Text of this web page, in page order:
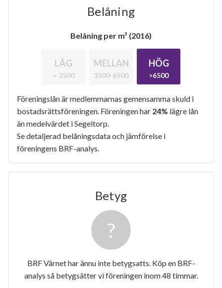
Belåning
Belåning per m² (2016)
LÅG
< 3500
MELLAN
3500-6500
HÖG
>6500
Föreningslån är medlemmarnas gemensamma skuld i
bostadsrättsföreningen. Föreningen har 24% lägre lån
än medelvärdet i Segeltorp.
Se detaljerad belåningsdata och jämförelse i
föreningens BRF-analys.
Betyg
BRF Värnet har ännu inte betygsatts. Köp en BRF-
analys så betygsätter vi föreningen inom 48 timmar.